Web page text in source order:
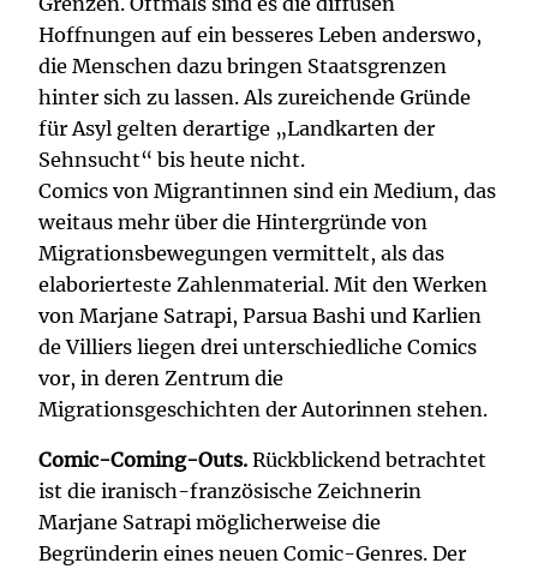
Hoffnungen auf ein besseres Leben anderswo,
die Menschen dazu bringen Staatsgrenzen
hinter sich zu lassen. Als zureichende Gründe
für Asyl gelten derartige „Landkarten der
Sehnsucht“ bis heute nicht.
Comics von Migrantinnen sind ein Medium, das
weitaus mehr über die Hintergründe von
Migrationsbewegungen vermittelt, als das
elaborierteste Zahlenmaterial. Mit den Werken
von Marjane Satrapi, Parsua Bashi und Karlien
de Villiers liegen drei unterschiedliche Comics
vor, in deren Zentrum die
Migrationsgeschichten der Autorinnen stehen.
Comic-Coming-Outs. Rückblickend betrachtet
ist die iranisch-französische Zeichnerin
Marjane Satrapi möglicherweise die
Begründerin eines neuen Comic-Genres. Der